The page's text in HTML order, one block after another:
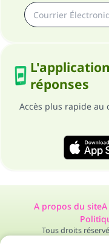
réponses
Accès plus rapide
A propos du site
Tous droits